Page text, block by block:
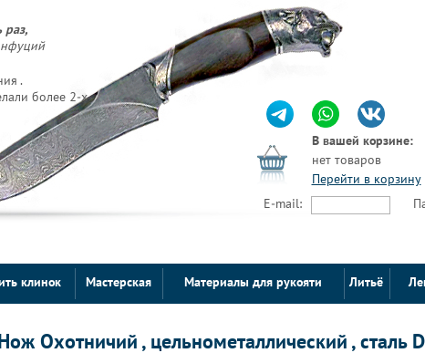
раз,
.
более 2-х
В вашей корзине:
нет товаров
Перейти в корзину
E-mail:
клинок Мастерская Материалы для рукояти Литьё
Нож Охотничий , цельнометаллический , сталь